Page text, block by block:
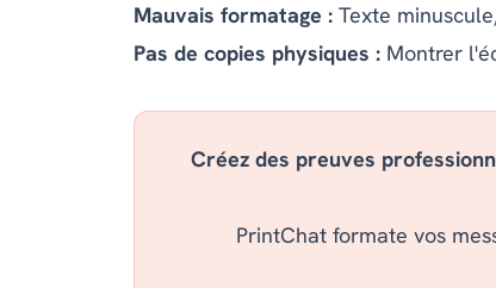
Mauvais formatage : Texte
Pas de copies physiques : Montrer
Créez des preuves
PrintChat formate vos